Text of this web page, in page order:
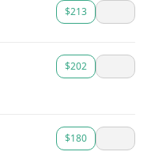
$213
$202
$180